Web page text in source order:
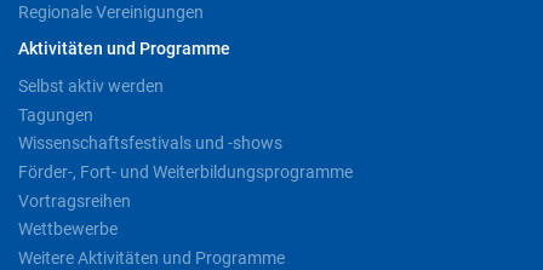
Regionale Vereinigungen
Aktivitäten und Programme
Selbst aktiv werden
Tagungen
Wissenschaftsfestivals und -shows
Förder-, Fort- und Weiterbildungsprogramme
Vortragsreihen
Wettbewerbe
Weitere Aktivitäten und Programme